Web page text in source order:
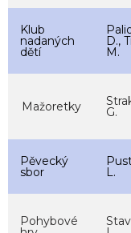
Klub
nadaných
dětí
D.,
M.
Mažoretky G.
Pěvecký
sbor L.
Pohybové